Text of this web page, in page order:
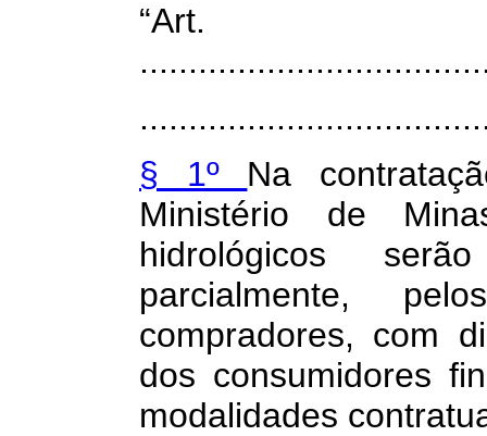
§ 1º Na
Ministério de
hidrológicos
parcialmente,
compradores, com
dos consumidores
modalidades